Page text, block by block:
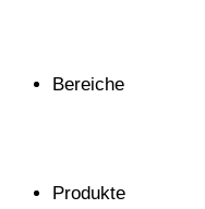
Bereiche
Produkte